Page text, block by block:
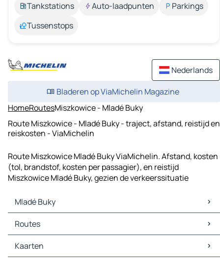
Tankstations
Auto-laadpunten
Parkings
Tussenstops
Nederlands
Bladeren op ViaMichelin Magazine
HomeRoutesMiszkowice - Mladé Buky
Route Miszkowice - Mladé Buky - traject, afstand, reistijd en
reiskosten - ViaMichelin
Route Miszkowice Mladé Buky ViaMichelin. Afstand, kosten
(tol, brandstof, kosten per passagier), en reistijd
Miszkowice Mladé Buky, gezien de verkeerssituatie
Mladé Buky
Mladé Buky Kaarten
Mladé Buky Verkeer
Mladé Buky Hotels
Mladé Buky Restaurants
Routes
Routes Mladé Buky - Trutnov
Routes Mladé Buky - Vrchlabí
Kaarten